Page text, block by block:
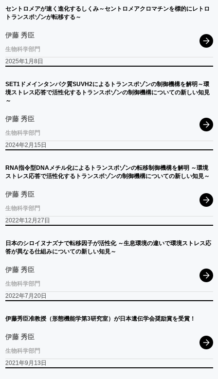
セントロメアが速く 進化するしくみ～セントロメアクロマチンを標的にレトロ
トランスポゾンが転移する ～
伊藤 秀臣
生物科学部門
2025年1月8日
SET1ドメインタンパク質SUVH2による トランスポゾンの制御機構を解明 ～環
境ストレス応答で活性化する トランスポゾンの制御機構についての新しい知見
～
伊藤 秀臣
生物科学部門
2024年2月15日
RNA指令型DNAメチル化による トランスポゾンの転移制御機構を解明 ～環境
ストレス応答で活性化する トランスポゾンの制御機構についての新しい知見～
伊藤 秀臣
生物科学部門
2022年12月27日
日本のシロイヌナズナで転移因子が活性化～生息環境の違いで環境ストレス応
答が異なる仕組みについての新しい知見～
伊藤 秀臣
生物科学部門
2022年7月20日
伊藤秀臣准教授（形態機能学第3研究室） が日本遺伝学会奨励賞を受賞！
伊藤 秀臣
生物科学部門
2021年9月13日